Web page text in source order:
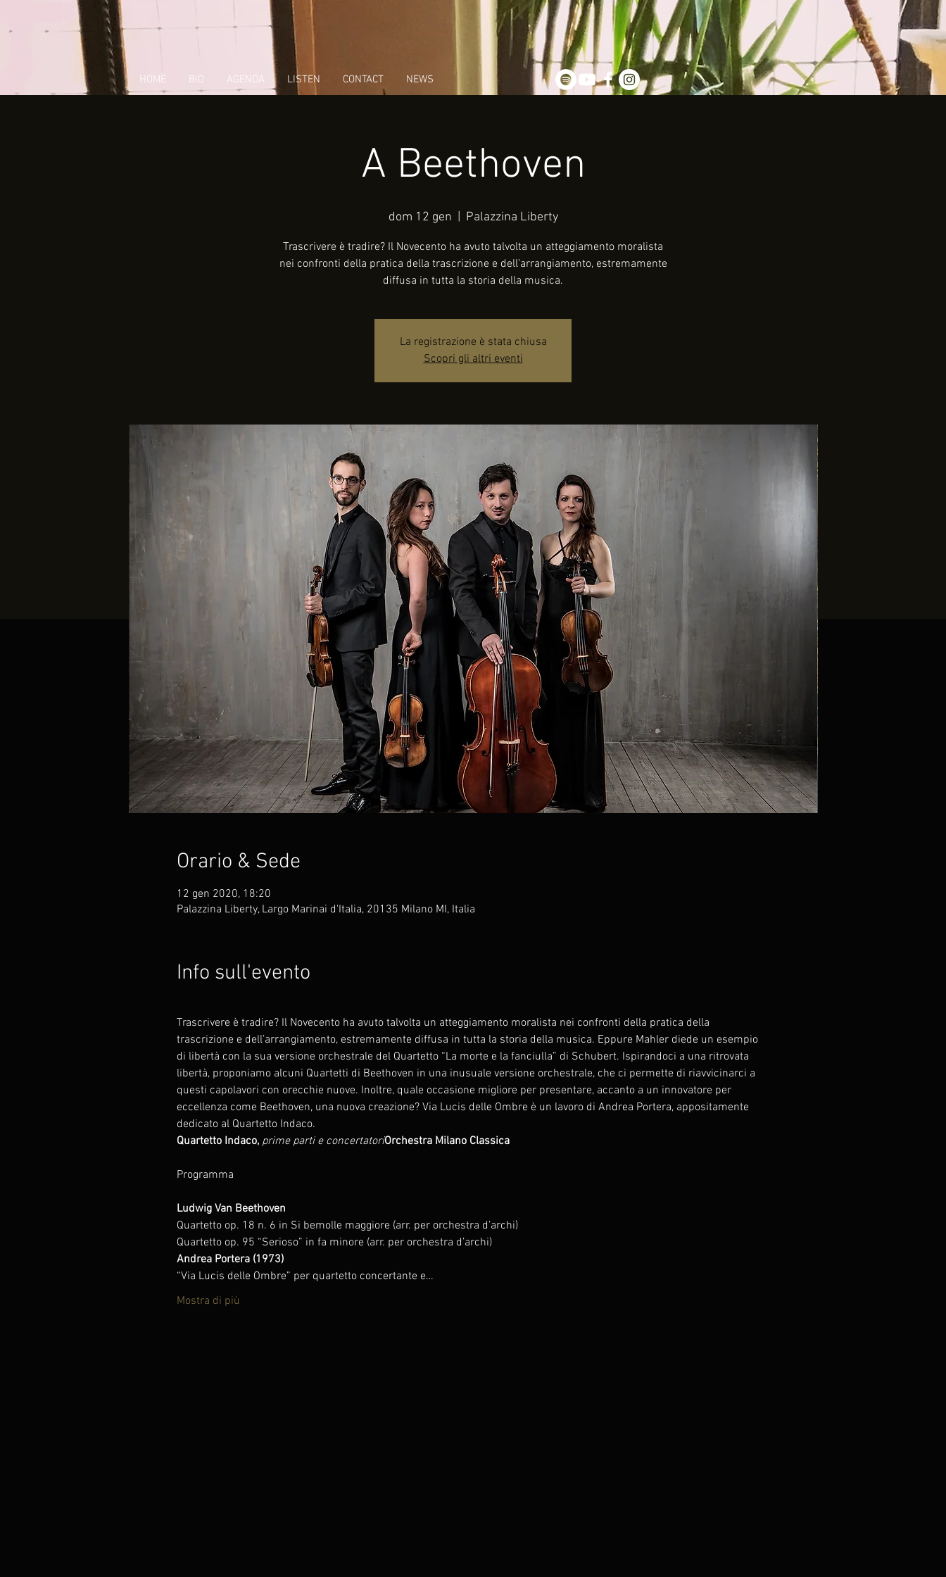
HOME BIO AGENDA LISTEN CONTACT NEWS
A Beethoven
dom 12 gen Palazzina Liberty
Trascrivere è tradire? Il Novecento ha avuto talvolta un atteggiamento moralista
nei confronti della pratica della trascrizione e dell’arrangiamento, estremamente
diffusa in tutta la storia della musica.
La registrazione è stata chiusa
Scopri gli altri eventi
Orario & Sede
12 gen 2020, 18:20
Palazzina Liberty, Largo Marinai d'Italia, 20135 Milano MI, Italia
Info sull'evento
Trascrivere è tradire? Il Novecento ha avuto talvolta un atteggiamento moralista nei confronti della pratica della
trascrizione e dell’arrangiamento, estremamente diffusa in tutta la storia della musica. Eppure Mahler diede un esempio
di libertà con la sua versione orchestrale del Quartetto “La morte e la fanciulla” di Schubert. Ispirandoci a una ritrovata
libertà, proponiamo alcuni Quartetti di Beethoven in una inusuale versione orchestrale, che ci permette di riavvicinarci a
questi capolavori con orecchie nuove. Inoltre, quale occasione migliore per presentare, accanto a un innovatore per
eccellenza come Beethoven, una nuova creazione? Via Lucis delle Ombre è un lavoro di Andrea Portera, appositamente
dedicato al Quartetto Indaco.
Quartetto Indaco, prime parti e concertatoriOrchestra Milano Classica
Ludwig Van Beethoven
Quartetto op. 18 n. 6 in Si bemolle maggiore (arr. per orchestra d’archi)
Quartetto op. 95 “Serioso” in fa minore (arr. per orchestra d’archi)
Andrea Portera (1973)
“Via Lucis delle Ombre” per quartetto concertante e…
Mostra di più